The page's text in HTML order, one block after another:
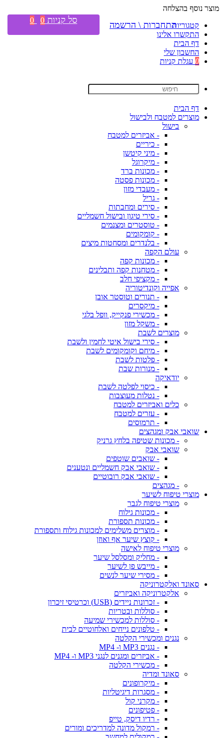
מוצר נוסף בהצלחה
קטגוריות
התקשרו אלינו
דף הבית
החשבון שלי
0 עגלת קניות
דף הבית
מוצרים למטבח ולבישול
בישול
- אביזרים למטבח
- כיריים
- מיני קיטשן
- מיקרוגל
- מכונות ברד
- מכונות פסטה
- מעבדי מזון
- גריל
- סירים ומחבתות
- סירי טיגון ובישול חשמליים
- טוסטרים ומצנמים
- קומקומים
- בלנדרים ומסחטות מיצים
עולם הקפה
- מכונות קפה
- מטחנות קפה ותבלינים
- מקציפי חלב
אפייה וקונדיטוריה
- תנורים וטוסטר אובן
- מיקסרים
- מכשירי פנקייק, וופל בלגי
- משקל מזון
מוצרים לשבת
- סירי בישול איטי לחמין ולשבת
- מיחם וקומקומים לשבת
- פלטות לשבת
- מנורות שבת
יודאיקה
- כיסוי לפלטה לשבת
- נטלות מעוצבות
כלים ואביזרים למטבח
- עזרים למטבח
- תרמוסים
שואבי אבק ומגהצים
- מכונות שטיפה בלחץ גרניק
שואבי אבק
- שואבים שוטפים
- שואבי אבק חשמליים ונטענים
- שואבי אבק רובוטיים
- מגהצים
מוצרי טיפוח לשיער
מוצרי טיפוח לגבר
- מכונות גילוח
- מכונות תספורת
- מוצרים משלימים למכונות גילוח ותספורת
- קוצץ שיער אף ואוזן
מוצרי טיפוח לאישה
- מחליק ומסלסל שיער
- מייבש פן לשיער
- מסירי שיער לנשים
סאונד ואלקטרוניקה
אלקטרוניקה ואביזרים
- זכרונות ניידים (USB) וכרטיסי זיכרון
- סוללות ובטריות
- סוללות למכשירי שמיעה
- טלפונים נייחים ואלחוטיים לבית
נגנים ומכשירי הקלטה
- נגנים MP3 ו- MP4
- אביזרים ומגנים לנגני MP3 ו- MP4
- מכשירי הקלטה
סאונד ומדיה
- מיקרופונים
- מסגרות דיגיטליות
- מקרני קול
- פטיפונים
- רדיו דיסק, טייפ
- רמקול מדונה למדריכים ומורים
התחברות \ הרשמה סל קניות 0
0